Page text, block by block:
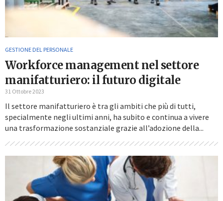
GESTIONE DEL PERSONALE
Workforce management nel settore
manifatturiero: il futuro digitale
31 Ottobre 2023
Il settore manifatturiero è tra gli ambiti che più di tutti,
specialmente negli ultimi anni, ha subito e continua a vivere
una trasformazione sostanziale grazie all’adozione della...